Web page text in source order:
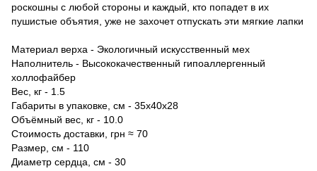
роскошны с любой стороны и каждый, кто попадет в их
пушистые объятия, уже не захочет отпускать эти мягкие лапки
Материал верха - Экологичный искусственный мех
Наполнитель - Высококачественный гипоаллергенный
холлофайбер
Вес, кг - 1.5
Габариты в упаковке, см - 35х40х28
Объёмный вес, кг - 10.0
Стоимость доставки, грн ≈ 70
Размер, см - 110
Диаметр сердца, см - 30